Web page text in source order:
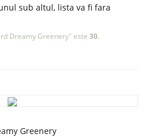
sub altul, lista va fi fara
Dreamy Greenery" este 30.
Greenery